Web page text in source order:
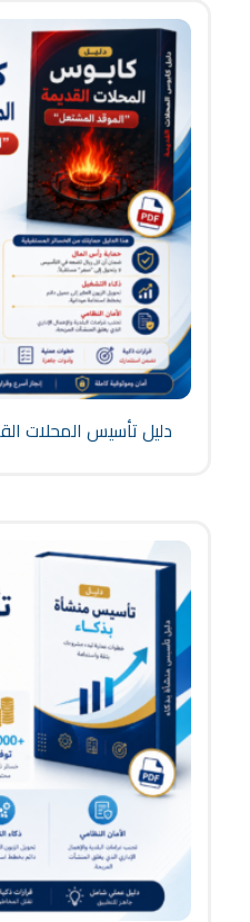
دليل تأسيس المحلات